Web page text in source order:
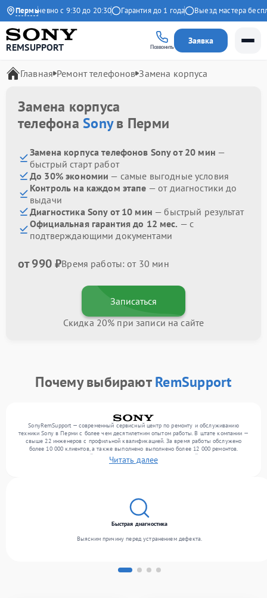
Пермь
Ежедневно с 9:30 до 20:30 Гарантия до 1 года Выезд мастера
REMSUPPORT Позвонить
Заявка
Главная Ремонт телефонов Замена корпуса
Замена корпуса
телефонаSonyв Перми
Замена корпуса телефонов Sony от 20 мин —
быстрый старт работ
До 30% экономии — самые выгодные условия
Контроль на каждом этапе — от диагностики до
выдачи
Диагностика Sony от 10 мин — быстрый результат
Официальная гарантия до 12 мес. — с
подтверждающими документами
от 990 ₽Время работы: от 30 мин
Записаться
Скидка 20% при записи на сайте
Почему выбираютRemSupport
SonyRemSupport — современный сервисный центр по ремонту и обслуживанию
техники Sony в Перми с более чем десятилетним опытом работы. В штате компании —
свыше 22 инженеров с профильной квалификацией. За время работы обслужено
более 10 000 клиентов, а также выполнено выполнено более 12 000 ремонтов.
Ежемесячно в сервисный центр поступает более 300 обращений, включая , , . Мы
беремся за задачи любой сложности и поддерживаем высокий стандарт качества
Читать далее
Быстрая диагностика
Выясним причину перед устранением дефекта.